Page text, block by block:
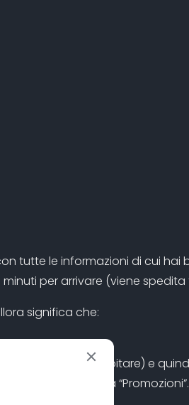
tutte le informazioni di cui
minuti per arrivare (viene
significa che:
o falso.
(a volte può capitare) e
della scheda “Promozioni”.